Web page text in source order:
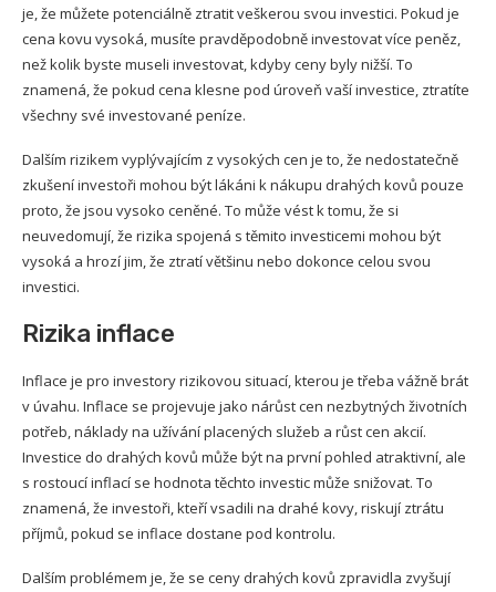
je, že můžete potenciálně ztratit veškerou svou investici. Pokud je
cena kovu vysoká, musíte pravděpodobně investovat více peněz,
než kolik byste museli investovat, kdyby ceny byly nižší. To
znamená, že pokud cena klesne pod úroveň vaší investice, ztratíte
všechny své investované peníze.
Dalším rizikem vyplývajícím z vysokých cen je to, že nedostatečně
zkušení investoři mohou být lákáni k nákupu drahých kovů pouze
proto, že jsou vysoko ceněné. To může vést k tomu, že si
neuvedomují, že rizika spojená s těmito investicemi mohou být
vysoká a hrozí jim, že ztratí většinu nebo dokonce celou svou
investici.
Rizika inflace
Inflace je pro investory rizikovou situací, kterou je třeba vážně brát
v úvahu. Inflace se projevuje jako nárůst cen nezbytných životních
potřeb, náklady na užívání placených služeb a růst cen akcií.
Investice do drahých kovů může být na první pohled atraktivní, ale
s rostoucí inflací se hodnota těchto investic může snižovat. To
znamená, že investoři, kteří vsadili na drahé kovy, riskují ztrátu
příjmů, pokud se inflace dostane pod kontrolu.
Dalším problémem je, že se ceny drahých kovů zpravidla zvyšují